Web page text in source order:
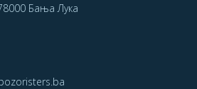
Бања Лука